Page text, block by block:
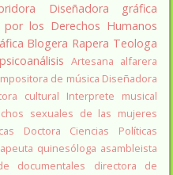
Diseñadora gráfica
los Derechos Humanos
Blogera Rapera Teologa
psicoanálisis Artesana alfarera
de música Diseñadora
cultural
Interprete musical
sexuales de las mujeres
Doctora Ciencias Políticas
quinesóloga asambleista
documentales
directora de